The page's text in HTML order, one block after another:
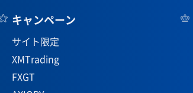
キャンペーン
サイト限定
XMTrading
FXGT